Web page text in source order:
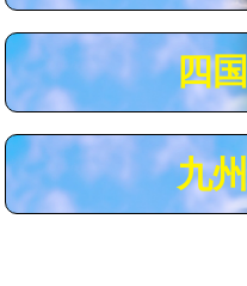
追加人工
廃棄・処分
※給水管工事は20mmまで
四
九